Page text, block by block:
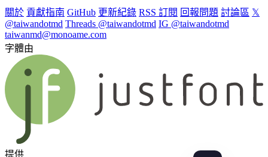
關於 貢獻指南 GitHub 更新紀錄 RSS 訂閱 回報問題 討論區 𝕏
@taiwandotmd Threads @taiwandotmd IG @taiwandotmd
taiwanmd@monoame.com
字體由
提供